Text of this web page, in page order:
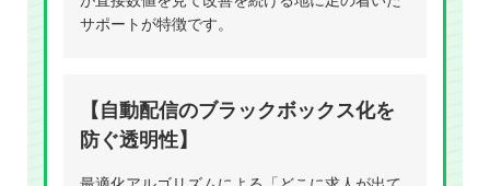
サポートが特徴です。
【自動配信のブラックボックス化を
防ぐ透明性】